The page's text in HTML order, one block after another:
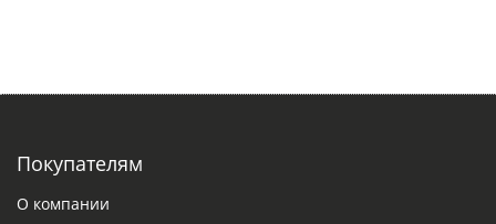
Покупателям
О компании